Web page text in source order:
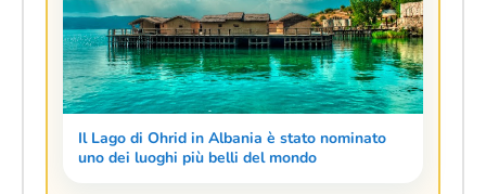
Il Lago di Ohrid in Albania è stato nominato
uno dei luoghi più belli del mondo